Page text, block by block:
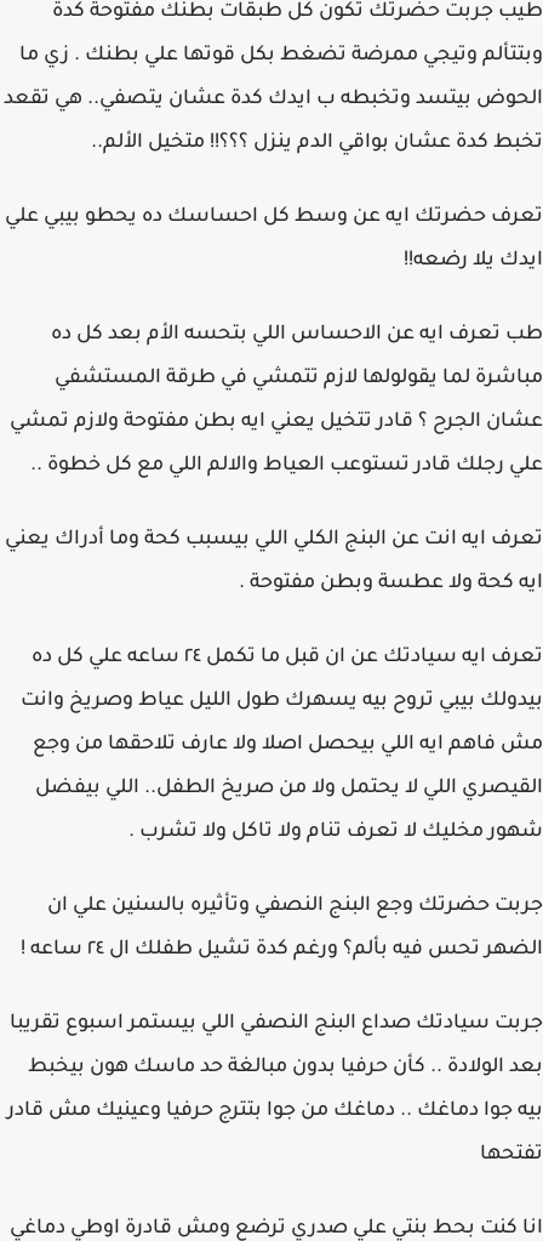
طيب جربت حضرتك تكون كل طبقات بطنك مفتوحة كدة
وبتتألم وتيجي ممرضة تضغط بكل قوتها علي بطنك . زي ما
الحوض بيتسد وتخبطه ب ايدك كدة عشان يتصفي.. هي تقعد
تخبط كدة عشان بواقي الدم ينزل ؟؟؟!! متخيل الألم..
تعرف حضرتك ايه عن وسط كل احساسك ده يحطو بيبي علي
ايدك يلا رضعه!!
طب تعرف ايه عن الاحساس اللي بتحسه الأم بعد كل ده
مباشرة لما يقولولها لازم تتمشي في طرقة المستشفي
عشان الجرح ؟ قادر تتخيل يعني ايه بطن مفتوحة ولازم تمشي
علي رجلك قادر تستوعب العياط والالم اللي مع كل خطوة ..
تعرف ايه انت عن البنج الكلي اللي بيسبب كحة وما أدراك يعني
ايه كحة ولا عطسة وبطن مفتوحة .
تعرف ايه سيادتك عن ان قبل ما تكمل ٢٤ ساعه علي كل ده
بيدولك بيبي تروح بيه يسهرك طول الليل عياط وصريخ وانت
مش فاهم ايه اللي بيحصل اصلا ولا عارف تلاحقها من وجع
القيصري اللي لا يحتمل ولا من صريخ الطفل.. اللي بيفضل
شهور مخليك لا تعرف تنام ولا تاكل ولا تشرب .
جربت حضرتك وجع البنج النصفي وتأثيره بالسنين علي ان
الضهر تحس فيه بألم؟ ورغم كدة تشيل طفلك ال ٢٤ ساعه !
جربت سيادتك صداع البنج النصفي اللي بيستمر اسبوع تقريبا
بعد الولادة .. كأن حرفيا بدون مبالغة حد ماسك هون بيخبط
بيه جوا دماغك .. دماغك من جوا بتترج حرفيا وعينيك مش قادر
تفتحها
انا كنت بحط بنتي علي صدري ترضع ومش قادرة اوطي دماغي